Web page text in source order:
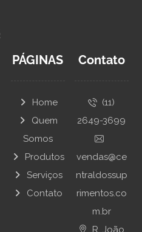
PÁGINAS
Home
Quem
Somos
Produtos
Serviços
Contato
Contato
(11)
2649-3699
vendas@ce
ntraldossup
rimentos.co
m.br
R. João